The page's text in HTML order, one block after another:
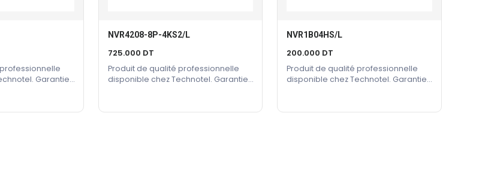
Panier
Garantie
Ajouter Au Panier
NVR4208-8P-4KS2/L
725.000 DT
Produit de qualité professionnelle
disponible chez Technotel. Garantie
Ajouter Au Panier
NVR1B04HS/L
200.000 DT
Produit de qualité professionnelle
disponible chez Technotel. Garantie